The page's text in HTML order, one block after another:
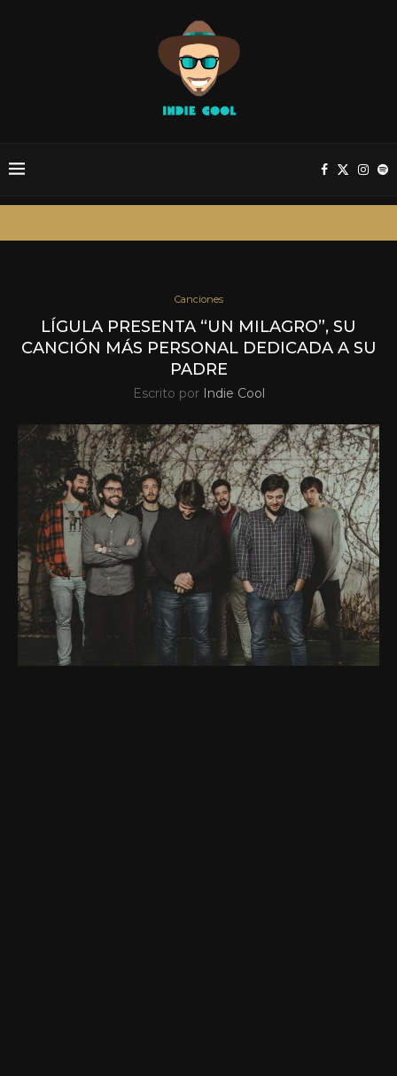
Canciones
LÍGULA PRESENTA “UN MILAGRO”, SU
CANCIÓN MÁS PERSONAL DEDICADA A SU
PADRE
Escrito por Indie Cool